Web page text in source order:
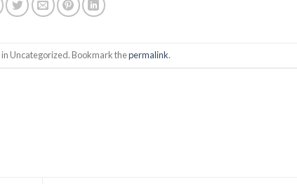
Uncategorized. Bookmark thepermalink.